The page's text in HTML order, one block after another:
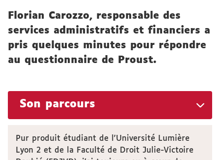
Responsables
et
secrétariats
Florian Carozzo, responsable des
services administratifs et financiers a
pris quelques minutes pour répondre
au questionnaire de Proust.
Son parcours
Pur produit étudiant de l'Université Lumière
Lyon 2 et de la Faculté de Droit Julie-Victoire